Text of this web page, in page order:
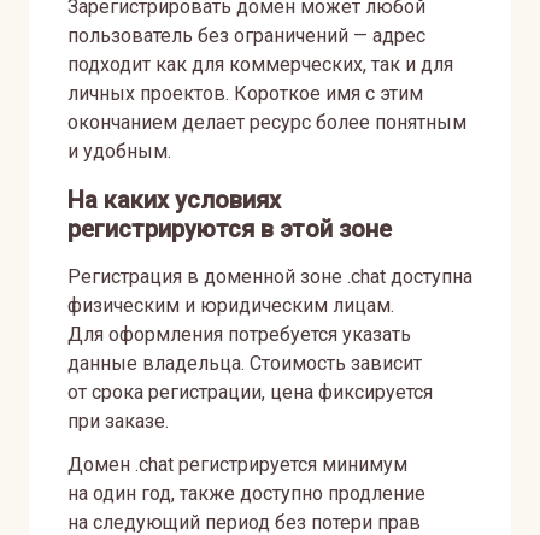
Зарегистрировать домен может любой
пользователь без ограничений — адрес
подходит как для коммерческих, так и для
личных проектов. Короткое имя с этим
окончанием делает ресурс более понятным
и удобным.
На каких условиях
регистрируются в этой зоне
Регистрация в доменной зоне .chat доступна
физическим и юридическим лицам.
Для оформления потребуется указать
данные владельца. Стоимость зависит
от срока регистрации, цена фиксируется
при заказе.
Домен .chat регистрируется минимум
на один год, также доступно продление
на следующий период без потери прав